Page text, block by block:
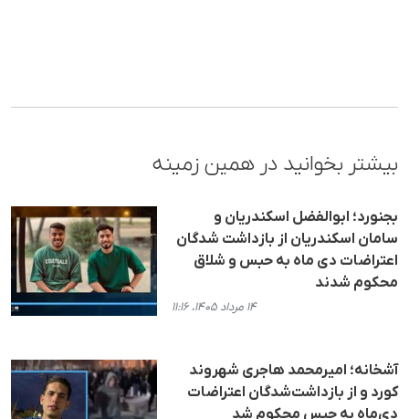
بیشتر بخوانید در همین زمینه
بجنورد؛ ابوالفضل اسکندریان و
سامان اسکندریان از بازداشت شدگان
اعتراضات دی ماه به حبس و شلاق
محکوم شدند
۱۴ مرداد ۱۴۰۵، ۱۱:۱۶
آشخانه؛ امیرمحمد هاجری شهروند
کورد و از بازداشت‌شدگان اعتراضات
دی‌ماه به حبس محکوم شد